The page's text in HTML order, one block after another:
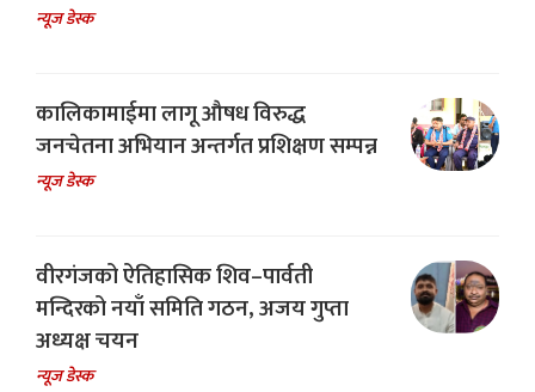
न्यूज डेस्क
कालिकामाईमा लागू औषध विरुद्ध
जनचेतना अभियान अन्तर्गत प्रशिक्षण सम्पन्न
न्यूज डेस्क
वीरगंजको ऐतिहासिक शिव–पार्वती
मन्दिरको नयाँ समिति गठन, अजय गुप्ता
अध्यक्ष चयन
न्यूज डेस्क